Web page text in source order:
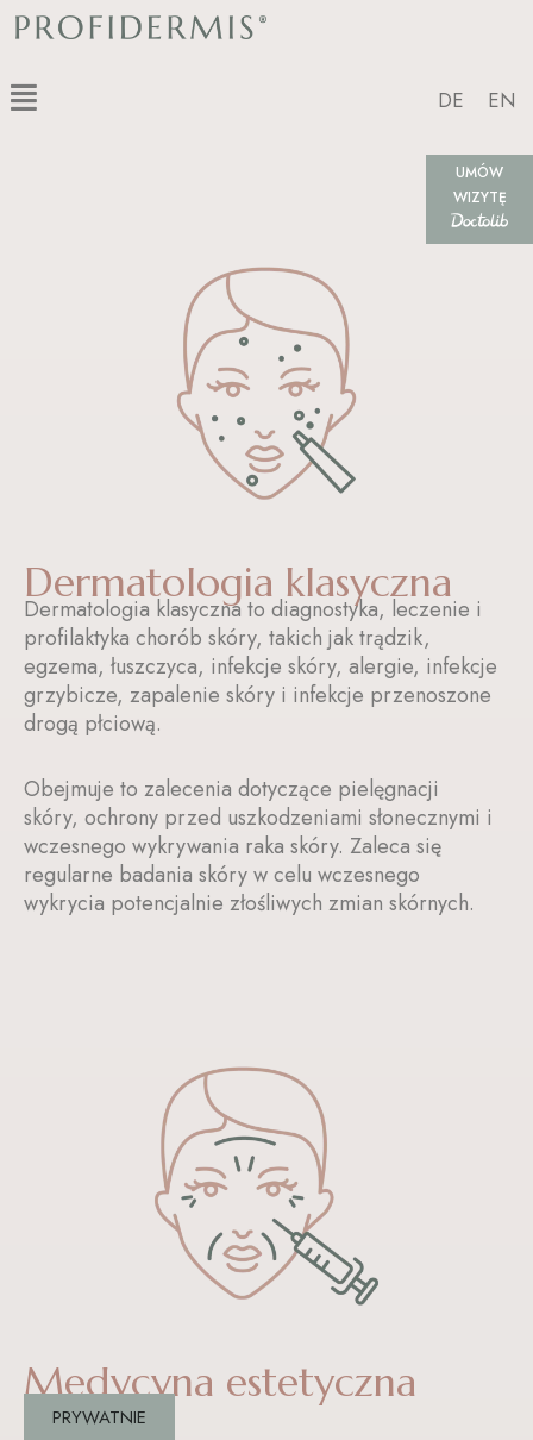
Skip
Menu
DE EN
UMÓW
WIZYTĘ
Dermatologia klasyczna
Dermatologia klasyczna to diagnostyka, leczenie i
profilaktyka chorób skóry, takich jak trądzik,
egzema, łuszczyca, infekcje skóry, alergie, infekcje
grzybicze, zapalenie skóry i infekcje przenoszone
drogą płciową.
Obejmuje to zalecenia dotyczące pielęgnacji
skóry, ochrony przed uszkodzeniami słonecznymi i
wczesnego wykrywania raka skóry. Zaleca się
regularne badania skóry w celu wczesnego
wykrycia potencjalnie złośliwych zmian skórnych.
Medycyna estetyczna
PRYWATNIE